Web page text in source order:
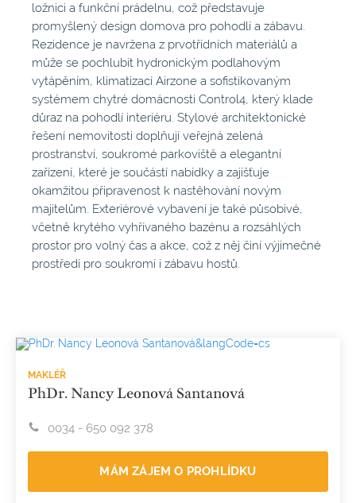
ložnici a funkční prádelnu, což představuje
promyšlený design domova pro pohodlí a zábavu.
Rezidence je navržena z prvotřídních materiálů a
může se pochlubit hydronickým podlahovým
vytápěním, klimatizací Airzone a sofistikovaným
systémem chytré domácnosti Control4, který klade
důraz na pohodlí interiéru. Stylové architektonické
řešení nemovitosti doplňují veřejná zelená
prostranství, soukromé parkoviště a elegantní
zařízení, které je součástí nabídky a zajišťuje
okamžitou připravenost k nastěhování novým
majitelům. Exteriérové vybavení je také působivé,
včetně krytého vyhřívaného bazénu a rozsáhlých
prostor pro volný čas a akce, což z něj činí výjimečné
prostředí pro soukromí i zábavu hostů.
MAKLÉŘ
PhDr. Nancy Leonová Santanová
0034 - 650 092 378
MÁM ZÁJEM O PROHLÍDKU